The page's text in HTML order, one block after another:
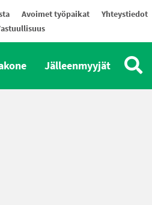
Avoimet työpaikat
Yhteystiedot
Jälleenmyyjät